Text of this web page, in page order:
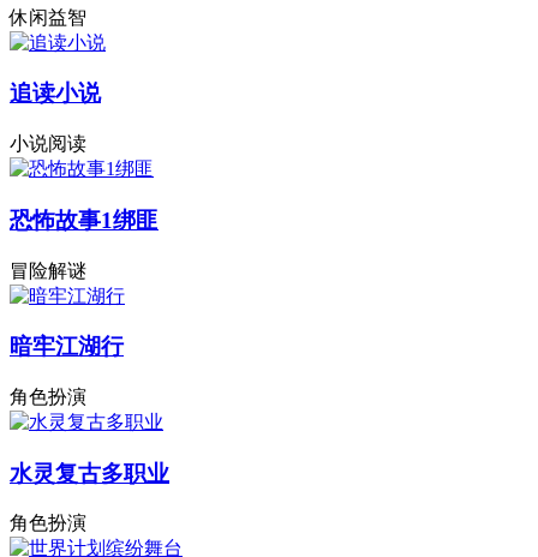
休闲益智
追读小说
小说阅读
恐怖故事1绑匪
冒险解谜
暗牢江湖行
角色扮演
水灵复古多职业
角色扮演